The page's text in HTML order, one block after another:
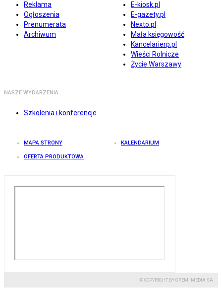
Reklama
Ogłoszenia
Prenumerata
Archiwum
E-kiosk.pl
E-gazety.pl
Nexto.pl
Mała księgowość
Kancelarierp.pl
Wieści Rolnicze
Życie Warszawy
NASZE WYDARZENIA
Szkolenia i konferencje
MAPA STRONY KALENDARIUM
OFERTA PRODUKTOWA
© COPYRIGHT BY GREMI MEDIA SA